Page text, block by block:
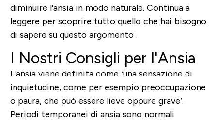
diminuire l'ansia in modo naturale. Continua a
leggere per scoprire tutto quello che hai bisogno
di sapere su questo argomento .
I Nostri Consigli per l'Ansia
L'ansia viene definita come ‘una sensazione di
inquietudine, come per esempio preoccupazione
o paura, che può essere lieve oppure grave’.
Periodi temporanei di ansia sono normali